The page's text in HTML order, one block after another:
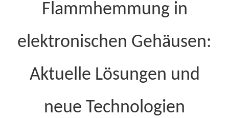
Flammhemmung in
elektronischen Gehäusen:
Aktuelle Lösungen und
neue Technologien